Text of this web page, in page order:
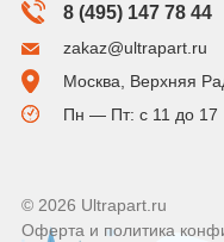
8 (495) 147 78 44
zakaz@ultrapart.ru
Москва, Верхняя
Пн — Пт: с 11 до 17
© 2026 Ultrapart.ru
Оферта и политика